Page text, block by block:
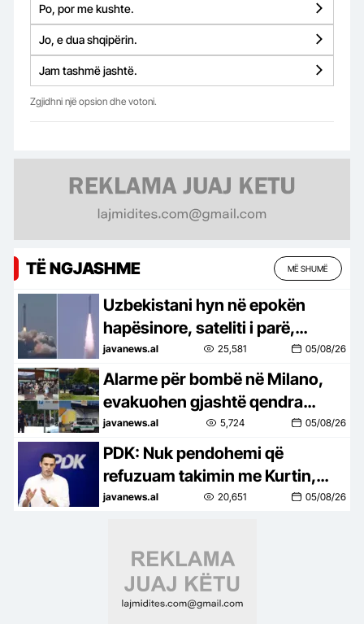
Po, por me kushte.
Jo, e dua shqipërin.
Jam tashmë jashtë.
Zgjidhni një opsion dhe votoni.
TË NGJASHME MË SHUMË
Uzbekistani hyn në epokën
hapësinore, sateliti i parë,
Samarkand-2028, lëshohet në
orbitë –
javanews.al 25,581 05/08/26
Alarme për bombë në Milano,
evakuohen gjashtë qendra
tregtare pas një emaili
kërcënues
javanews.al 5,724 05/08/26
PDK: Nuk pendohemi që
refuzuam takimin me Kurtin,
nuk negociojmë me dikë që
javanews.al 20,651 05/08/26